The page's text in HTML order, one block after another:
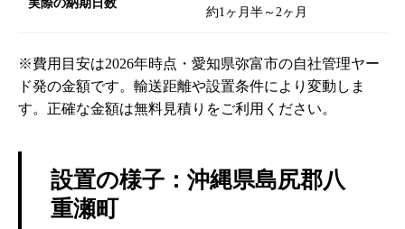
実際の納期日数
約1ヶ月半～2ヶ月
※費用目安は2026年時点・愛知県弥富市の自社管理ヤー
ド発の金額です。輸送距離や設置条件により変動しま
す。正確な金額は無料見積りをご利用ください。
設置の様子：沖縄県島尻郡八
重瀬町